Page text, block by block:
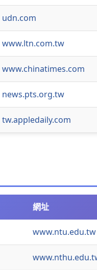
udn.com
www.ltn.com.tw
www.chinatimes.com
news.pts.org.tw
tw.appledaily.com
網址
www.ntu.edu.tw